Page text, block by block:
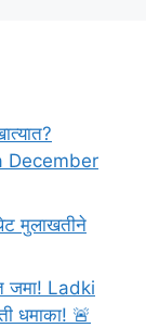
December
मुलाखतीने
जमा! Ladki
धमाका! 🚨